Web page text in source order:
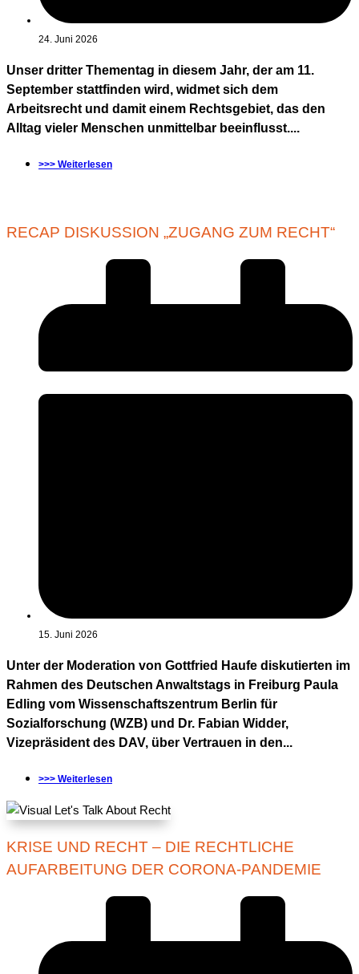
24. Juni 2026
Unser dritter Thementag in diesem Jahr, der am 11.
September stattfinden wird, widmet sich dem
Arbeitsrecht und damit einem Rechtsgebiet, das den
Alltag vieler Menschen unmittelbar beeinflusst....
>>> Weiterlesen
RECAP DISKUSSION „ZUGANG ZUM RECHT“
15. Juni 2026
Unter der Moderation von Gottfried Haufe diskutierten im
Rahmen des Deutschen Anwaltstags in Freiburg Paula
Edling vom Wissenschaftszentrum Berlin für
Sozialforschung (WZB) und Dr. Fabian Widder,
Vizepräsident des DAV, über Vertrauen in den...
>>> Weiterlesen
KRISE UND RECHT – DIE RECHTLICHE
AUFARBEITUNG DER CORONA-PANDEMIE